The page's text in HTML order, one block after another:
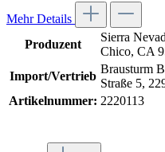
Mehr Details
Produzent
Sierra
Chico, CA
Import/Vertrieb
Brausturm
Straße 5,
Artikelnummer: 2220113